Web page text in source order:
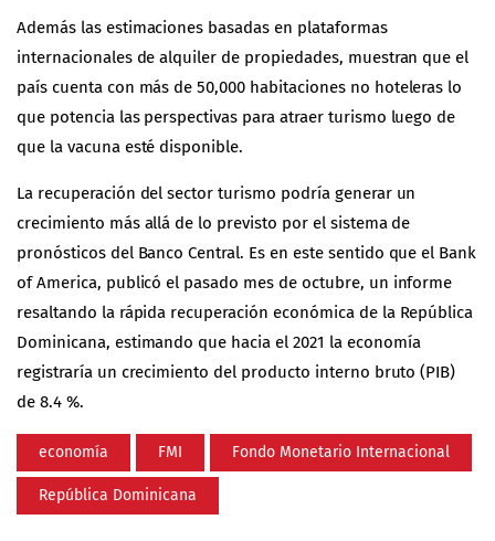
Además las estimaciones basadas en plataformas
internacionales de alquiler de propiedades, muestran que el
país cuenta con más de 50,000 habitaciones no hoteleras lo
que potencia las perspectivas para atraer turismo luego de
que la vacuna esté disponible.
La recuperación del sector turismo podría generar un
crecimiento más allá de lo previsto por el sistema de
pronósticos del Banco Central. Es en este sentido que el Bank
of America, publicó el pasado mes de octubre, un informe
resaltando la rápida recuperación económica de la República
Dominicana, estimando que hacia el 2021 la economía
registraría un crecimiento del producto interno bruto (PIB)
de 8.4 %.
economía FMI Fondo Monetario Internacional
República Dominicana